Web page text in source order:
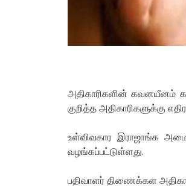
அதிகாரிகளின் கவனயீனம்
குறித்த அதிகாரிகளுக்கு
உள்விவகார இராஜாங்க
வழங்கப்பட்டுள்ளது.
பதிவாளர் திணைக்கள